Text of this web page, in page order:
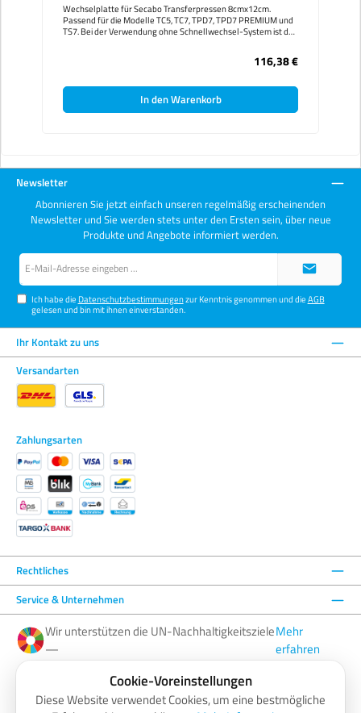
Wechselplatte für Secabo Transferpressen 8cmx12cm.
Passend für die Modelle TC5, TC7, TPD7, TPD7 PREMIUM und
TS7. Bei der Verwendung ohne Schnellwechsel-System ist das
montierbar. Mit einem Secabo Schnellwechsler sind die
Verpressen von Objekten auf der kleinstmöglichen Fläche. So
werden Oberflächen und andere Transfers geschont.
116,38 €
In den Warenkorb
Newsletter
Abonnieren Sie jetzt einfach unseren regelmäßig erscheinenden
Newsletter und Sie werden stets unter den Ersten sein, über neue
Produkte und Angebote informiert werden.
Ich habe die Datenschutzbestimmungenzur Kenntnis genommen und dieAGB
gelesen und bin mit ihnen einverstanden.
Ihr Kontakt zu uns
Versandarten
Zahlungsarten
Rechtliches
Service & Unternehmen
Wir unterstützen die UN-Nachhaltigkeitsziele
—
Mehr
erfahren
Facebook Instagram YouTube LinkedIn
Cookie-Voreinstellungen
Diese Website verwendet Cookies, um eine bestmögliche